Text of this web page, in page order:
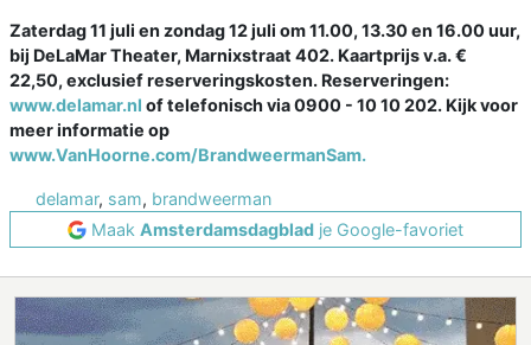
Zaterdag 11 juli en zondag 12 juli om 11.00, 13.30 en 16.00 uur,
bij DeLaMar Theater, Marnixstraat 402. Kaartprijs v.a. €
22,50, exclusief reserveringskosten. Reserveringen:
www.delamar.nl of telefonisch via 0900 - 10 10 202. Kijk voor
meer informatie op
www.VanHoorne.com/BrandweermanSam.
delamar, sam, brandweerman
Maak Amsterdamsdagblad je Google-favoriet